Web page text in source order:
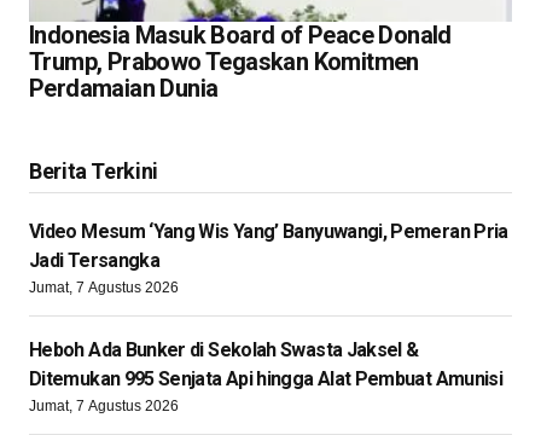
Indonesia Masuk Board of Peace Donald
Trump, Prabowo Tegaskan Komitmen
Perdamaian Dunia
Berita Terkini
Video Mesum ‘Yang Wis Yang’ Banyuwangi, Pemeran Pria
Jadi Tersangka
Jumat, 7 Agustus 2026
Heboh Ada Bunker di Sekolah Swasta Jaksel &
Ditemukan 995 Senjata Api hingga Alat Pembuat Amunisi
Jumat, 7 Agustus 2026